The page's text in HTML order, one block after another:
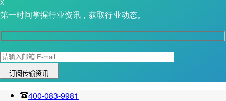
X
第一时间掌握行业资讯，获取行业动态。
400-083-9981